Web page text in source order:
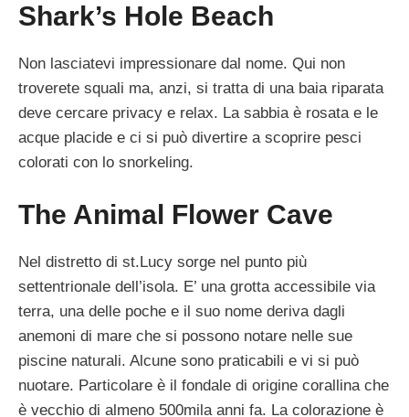
Shark’s Hole Beach
Non lasciatevi impressionare dal nome. Qui non
troverete squali ma, anzi, si tratta di una baia riparata
deve cercare privacy e relax. La sabbia è rosata e le
acque placide e ci si può divertire a scoprire pesci
colorati con lo snorkeling.
The Animal Flower Cave
Nel distretto di st.Lucy sorge nel punto più
settentrionale dell’isola. E’ una grotta accessibile via
terra, una delle poche e il suo nome deriva dagli
anemoni di mare che si possono notare nelle sue
piscine naturali. Alcune sono praticabili e vi si può
nuotare. Particolare è il fondale di origine corallina che
è vecchio di almeno 500mila anni fa. La colorazione è